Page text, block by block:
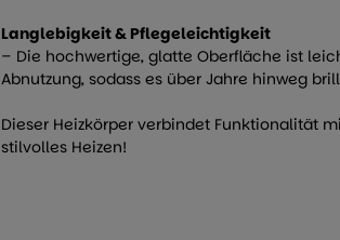
Langlebigkeit & Pflegeleichtigkeit
– Die hochwertige, glatte Oberfläche ist
Abnutzung, sodass es über Jahre hinweg
Dieser Heizkörper verbindet Funktionalität
stilvolles Heizen!